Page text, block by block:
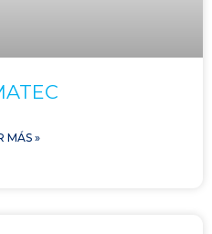
MÁS »